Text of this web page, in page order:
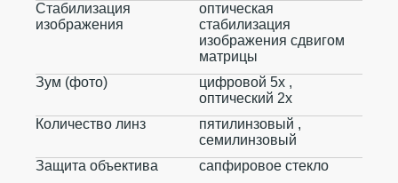
Стабилизация
изображения
оптическая
стабилизация
изображения сдвигом
матрицы
Зум (фото)
цифровой 5x ,
оптический 2x
Количество линз
пятилинзовый ,
семилинзовый
Защита объектива
сапфировое стекло